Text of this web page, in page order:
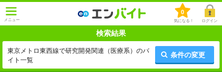
メニュー
0
気になる！ ログイン
検索結果
東京メトロ東西線で研究開発関連（医療系）のバ
イト一覧
条件の変更